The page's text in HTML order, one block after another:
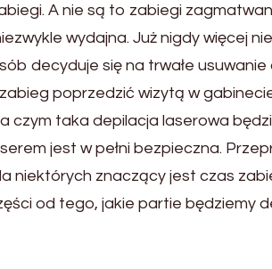
A nie są to zabiegi
wydajna. Już nigdy więcej
decyduje się na trwałe
poprzedzić wizytą w
czym taka depilacja laserowa
jest w pełni bezpieczna.
niektórych znaczący jest czas
od tego, jakie partie będziemy